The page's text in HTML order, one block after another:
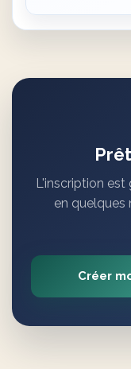
L'inscription
en quelques
Créer